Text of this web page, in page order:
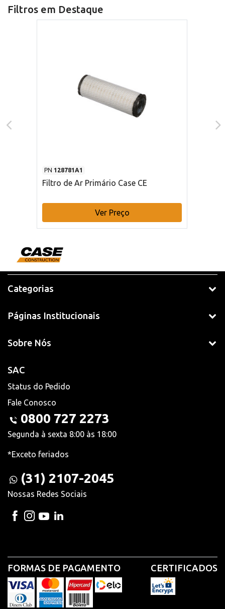
Filtros em Destaque
PN 128781A1
Filtro de Ar Primário Case CE
Ver Preço
Categorias
Páginas Institucionais
Sobre Nós
SAC
Status do Pedido
Fale Conosco
0800 727 2273
Segunda à sexta 8:00 às 18:00
*Exceto feriados
(31) 2107-2045
Nossas Redes Sociais
FORMAS DE PAGAMENTO CERTIFICADOS